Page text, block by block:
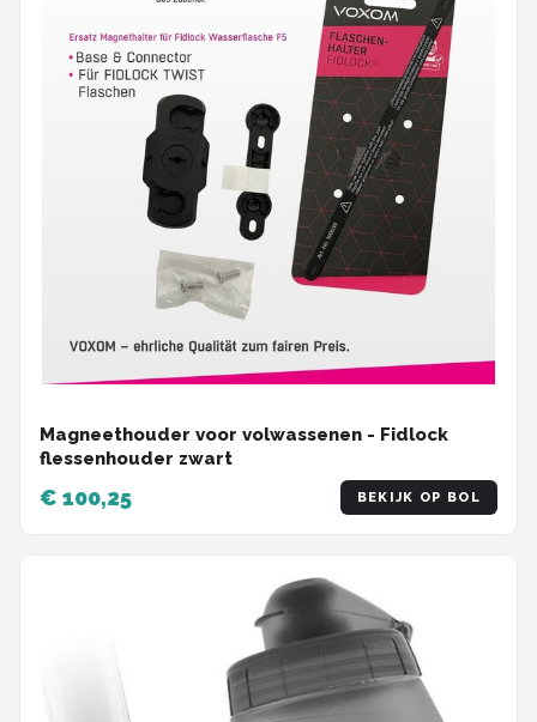
Magneethouder voor volwassenen - Fidlock
flessenhouder zwart
€ 100,25 BEKIJK OP BOL